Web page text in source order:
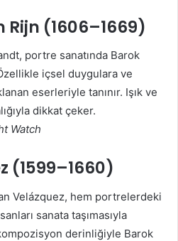
(1606–1669)
portre sanatında Barok
içsel duygulara ve
eserleriyle tanınır. Işık ve
dikkat çeker.
Watch
(1599–1660)
Velázquez, hem portrelerdeki
sanata taşımasıyla
derinliğiyle Barok